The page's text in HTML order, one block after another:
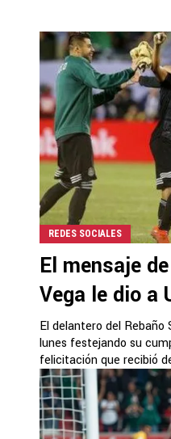
REDES SOCIALES
El mensaje
Vega le dio a
El delantero del
lunes festejando su
felicitación que recibió